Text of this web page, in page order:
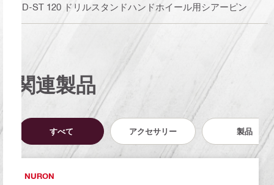
DD-ST 120 ドリルスタンドハンドホイール用シアーピン
関連製品
すべて アクセサリー 製品
NURON